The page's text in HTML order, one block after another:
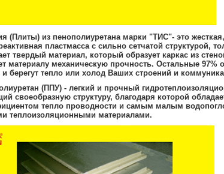
(Плиты) из пенополиуретана марки "ТИС"- это
пластмасса с сильно сетчатой структурой,
твердый материал, который образует каркас из
материалу механическую прочность. Остальные
и берегут тепло или холод Ваших строений и
(ППУ) - легкий и прочный
своеобразную структуру, благодаря которой
тепло проводности и самым малым
теплоизоляционными материалами.